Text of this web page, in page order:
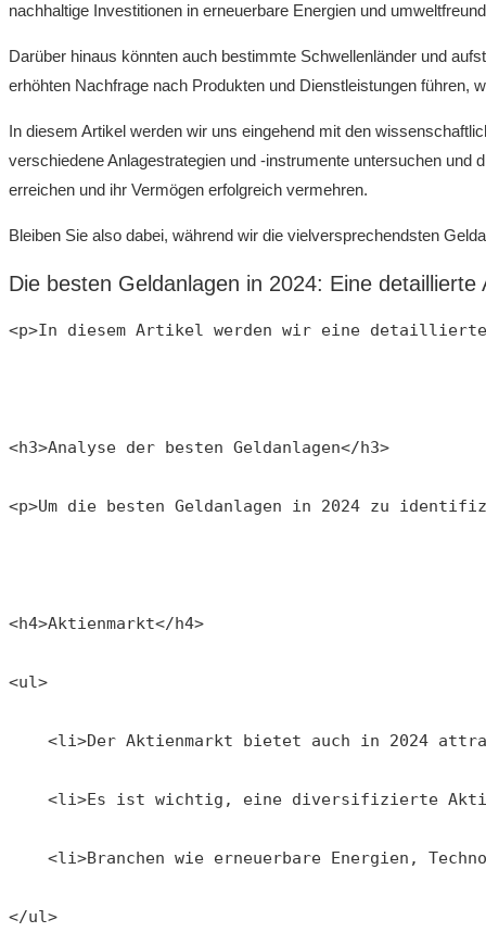
nachhaltige Investitionen in ​erneuerbare Energien und
Darüber hinaus ⁣könnten auch bestimmte Schwellenländer und
erhöhten Nachfrage nach Produkten‌ und ‍Dienstleistungen führen,
In diesem Artikel⁣ werden‍ wir uns eingehend mit⁢ den
verschiedene Anlagestrategien und⁣ -instrumente untersuchen und
erreichen und⁤ ihr Vermögen erfolgreich vermehren.
Bleiben Sie also dabei, während wir ⁢die vielversprechendsten
Die ‍besten Geldanlagen in 2024: Eine
<p>In diesem Artikel werden wir eine detaillierte
<h3>Analyse der besten Geldanlagen</h3>
<p>Um die besten Geldanlagen in 2024 zu
<h4>Aktienmarkt</h4>
<ul>
<li>Der Aktienmarkt bietet auch in 2024
<li>Es ist wichtig, eine diversifizierte
<li>Branchen wie erneuerbare Energien,
</ul>